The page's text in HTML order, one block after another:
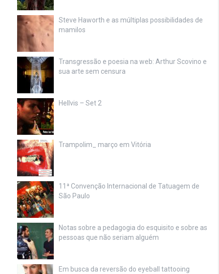
Steve Haworth e as múltiplas possibilidades de
mamilos
Transgressão e poesia na web: Arthur Scovino e
sua arte sem censura
Hellvis – Set 2
Trampolim_ março em Vitória
11ª Convenção Internacional de Tatuagem de
São Paulo
Notas sobre a pedagogia do esquisito e sobre as
pessoas que não seriam alguém
Em busca da reversão do eyeball tattooing